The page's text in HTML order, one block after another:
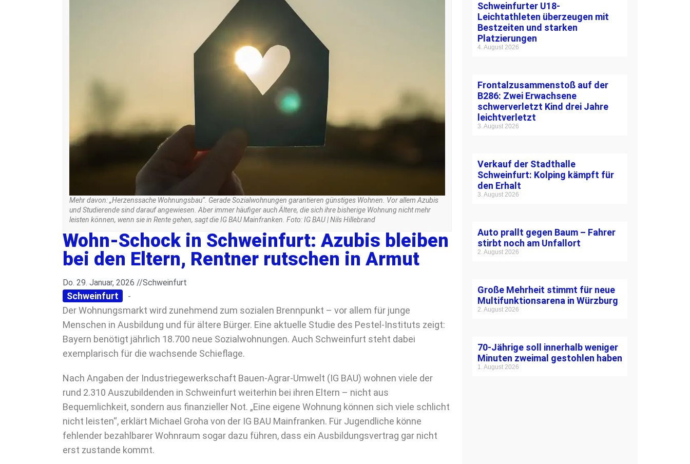
Mehr davon: „Herzenssache Wohnungsbau“. Gerade Sozialwohnungen garantieren günstiges Wohnen. Vor allem Azubis
und Studierende sind darauf angewiesen. Aber immer häufiger auch Ältere, die sich ihre bisherige Wohnung nicht mehr
leisten können, wenn sie in Rente gehen, sagt die IG BAU Mainfranken. Foto: IG BAU | Nils Hillebrand
Wohn-Schock in Schweinfurt: Azubis bleiben
bei den Eltern, Rentner rutschen in Armut
Do. 29. Januar, 2026 //Schweinfurt
Schweinfurt
-
Der Wohnungsmarkt wird zunehmend zum sozialen Brennpunkt – vor allem für junge
Menschen in Ausbildung und für ältere Bürger. Eine aktuelle Studie des Pestel-Instituts zeigt:
Bayern benötigt jährlich 18.700 neue Sozialwohnungen. Auch Schweinfurt steht dabei
exemplarisch für die wachsende Schieflage.
Nach Angaben der Industriegewerkschaft Bauen-Agrar-Umwelt (IG BAU) wohnen viele der
rund 2.310 Auszubildenden in Schweinfurt weiterhin bei ihren Eltern – nicht aus
Bequemlichkeit, sondern aus finanzieller Not. „Eine eigene Wohnung können sich viele schlicht
nicht leisten“, erklärt Michael Groha von der IG BAU Mainfranken. Für Jugendliche könne
fehlender bezahlbarer Wohnraum sogar dazu führen, dass ein Ausbildungsvertrag gar nicht
erst zustande kommt.
Schweinfurter U18-
Leichtathleten überzeugen mit
Bestzeiten und starken
Platzierungen
4. August 2026
Frontalzusammenstoß auf der
B286: Zwei Erwachsene
schwerverletzt Kind drei Jahre
leichtverletzt
3. August 2026
Verkauf der Stadthalle
Schweinfurt: Kolping kämpft für
den Erhalt
3. August 2026
Auto prallt gegen Baum – Fahrer
stirbt noch am Unfallort
2. August 2026
Große Mehrheit stimmt für neue
Multifunktionsarena in Würzburg
2. August 2026
70-Jährige soll innerhalb weniger
Minuten zweimal gestohlen haben
1. August 2026